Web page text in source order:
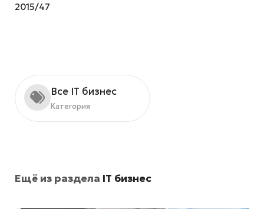
2015/47
Все IT бизнес
Категория
Ещё из раздела IT бизнес